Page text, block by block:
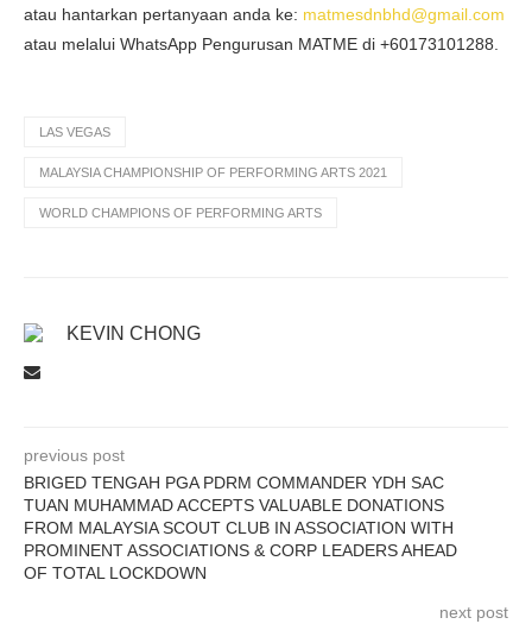
atau hantarkan pertanyaan anda ke: matmesdnbhd@gmail.com
atau melalui WhatsApp Pengurusan MATME di +60173101288.
LAS VEGAS
MALAYSIA CHAMPIONSHIP OF PERFORMING ARTS 2021
WORLD CHAMPIONS OF PERFORMING ARTS
KEVIN CHONG
previous post
BRIGED TENGAH PGA PDRM COMMANDER YDH SAC
TUAN MUHAMMAD ACCEPTS VALUABLE DONATIONS
FROM MALAYSIA SCOUT CLUB IN ASSOCIATION WITH
PROMINENT ASSOCIATIONS & CORP LEADERS AHEAD
OF TOTAL LOCKDOWN
next post